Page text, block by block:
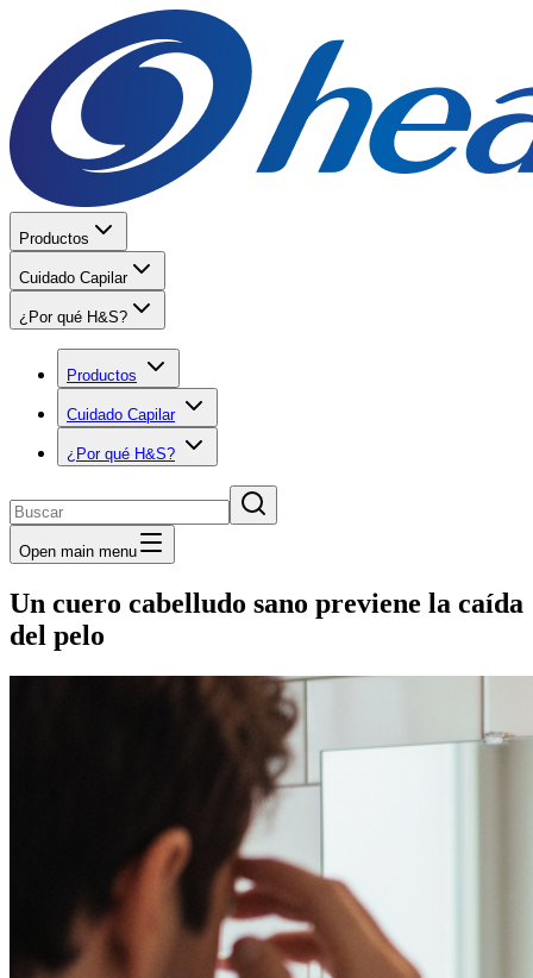
Productos
Cuidado Capilar
¿Por qué H&S?
Productos
Cuidado Capilar
¿Por qué H&S?
Open main menu
Un cuero cabelludo sano previene la caída
del pelo